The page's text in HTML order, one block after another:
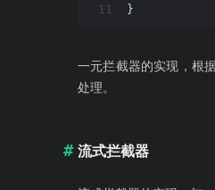
11
}
一元拦截器的实现，根
处理。
流式拦截器